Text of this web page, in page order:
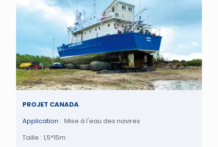
PROJET CANADA
Application : Mise à l'eau des navires
Taille : 1,5*15m